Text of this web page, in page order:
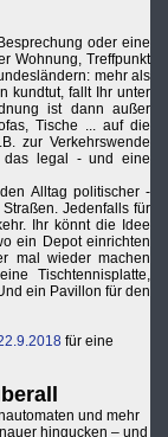
oder eine
Wohnung, Treffpunkt
mehr als
kundtut, fallt Ihr unter
ist dann außer
Tische ... auf die
zur Verkehrswende
das legal - und eine
Alltag politischer -
Jedenfalls für
Ihr könnt die Idee
ein Depot einrichten
mal wieder machen
Tischtennisplatte,
ein Pavillon für den
für eine
und mehr
hingucken – und